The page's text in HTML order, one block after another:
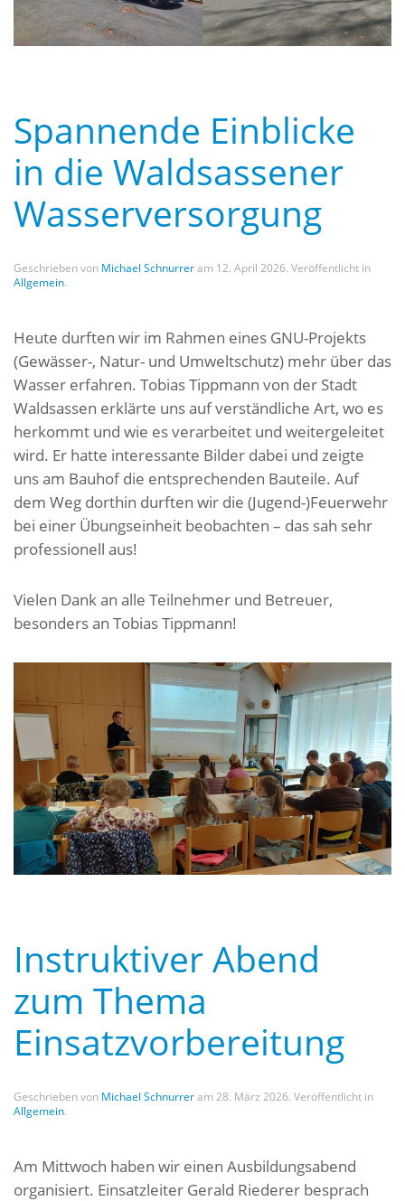
Spannende Einblicke
in die Waldsassener
Wasserversorgung
Geschrieben von Michael Schnurreram 12. April 2026. Veröffentlicht in
Allgemein.
Heute durften wir im Rahmen eines GNU-Projekts
(Gewässer-, Natur- und Umweltschutz) mehr über das
Wasser erfahren. Tobias Tippmann von der Stadt
Waldsassen erklärte uns auf verständliche Art, wo es
herkommt und wie es verarbeitet und weitergeleitet
wird. Er hatte interessante Bilder dabei und zeigte
uns am Bauhof die entsprechenden Bauteile. Auf
dem Weg dorthin durften wir die (Jugend-)Feuerwehr
bei einer Übungseinheit beobachten – das sah sehr
professionell aus!
Vielen Dank an alle Teilnehmer und Betreuer,
besonders an Tobias Tippmann!
Instruktiver Abend
zum Thema
Einsatzvorbereitung
Geschrieben von Michael Schnurreram 28. März 2026. Veröffentlicht in
Allgemein.
Am Mittwoch haben wir einen Ausbildungsabend
organisiert. Einsatzleiter Gerald Riederer besprach